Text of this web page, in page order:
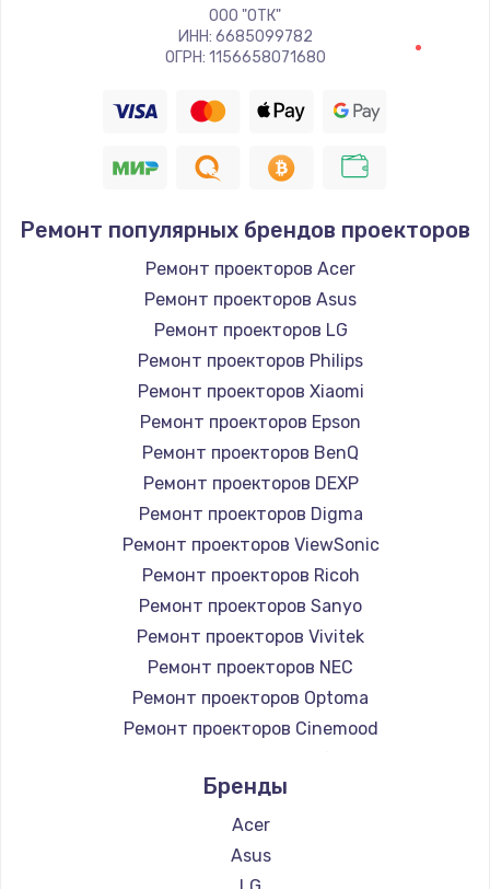
Настройка BIOS
Заказать
Ремонт подсветки
Заказать
Настройка ОС
1320 руб.
Заказать
Чистка от пыли
990 руб.
Заказать
Замена жесткого диска
875 руб.
Заказать
Установка драйверов
1490 руб.
Заказать
ООО "ОТК"
ИНН: 6685099782
ОГРН: 1156658071680
Ремонт популярных брендов проекторов
Ремонт проекторов Acer
Ремонт проекторов Asus
Ремонт проекторов LG
Ремонт проекторов Philips
Ремонт проекторов Xiaomi
Ремонт проекторов Epson
Ремонт проекторов BenQ
Ремонт проекторов DEXP
Ремонт проекторов Digma
Ремонт проекторов ViewSonic
Ремонт проекторов Ricoh
Ремонт проекторов Sanyo
Ремонт проекторов Vivitek
Ремонт проекторов NEC
Ремонт проекторов Optoma
Ремонт проекторов Cinemood
Ремонт проекторов Barco
Ремонт проекторов Xgimi
Ремонт проекторов Canon
Ремонт проекторов JVC
Бренды
Acer
Asus